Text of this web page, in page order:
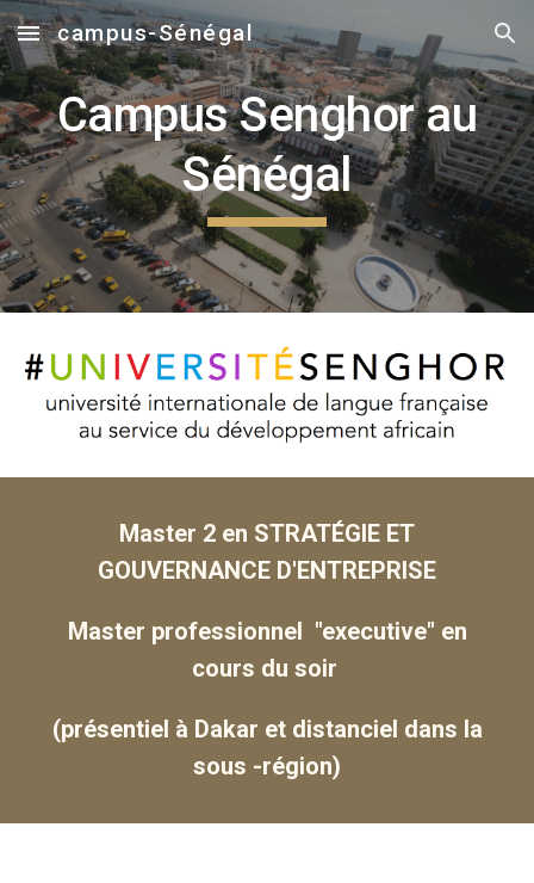
Skip to main content Skip to navigation
campus-Sénégal
Campus Senghor au
Sénégal
Master 2 en STRATÉGIE ET
GOUVERNANCE D'ENTREPRISE
Master professionnel "executive" en
cours du soir
(présentiel à Dakar et distanciel dans la
sous -région)